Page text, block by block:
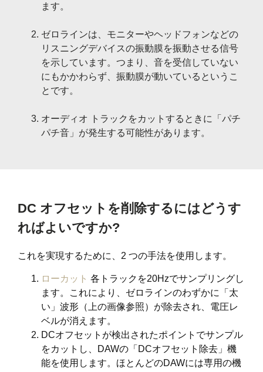
ます。
ゼロラインは、モニターやヘッドフォンなどの
リスニングデバイスの振動膜を振動させる信号
を示しています。つまり、音を受信して​​いない
にもかかわらず、振動膜が動いているというこ
とです。
オーディオ トラックをカットするときに「パチ
パチ音」が発生する可能性があります。
DC オフセットを削除するにはどうす
ればよいですか?
これを実現するために、2 つの手法を使用します。
ローカット 各トラックを20Hzでサンプリングし
ます。これにより、ゼロラインのわずかに「太
い」波形（上の画像参照）が除去され、電圧レ
ベルが消えます。
DCオフセットが検出されたポイントでサンプル
をカットし、DAWの「DCオフセット除去」機
能を使用します。ほとんどのDAWには専用の機